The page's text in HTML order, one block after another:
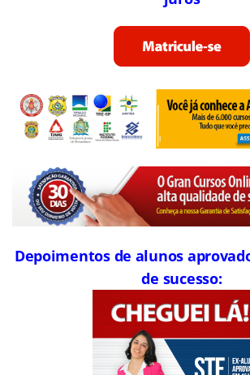
Depoimentos de alunos
de sucesso: